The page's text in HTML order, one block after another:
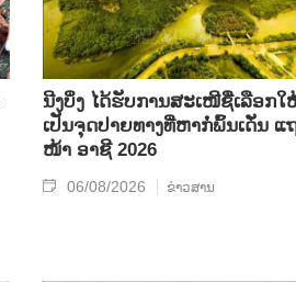
ນີງບິ່ງ ໄດ້ຮັບການສະເໜີຊື່ເລືອກໃ
ເປັນຈຸດປາຍທາງທີ່ຫາກໍ່ພົ້ນເດັ່ນ ແ
ໜ້າ ອາຊີ 2026
06/08/2026 ຂ່າວສານ